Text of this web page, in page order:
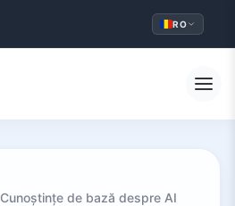
RO
Cunoștințe de bază despre AI